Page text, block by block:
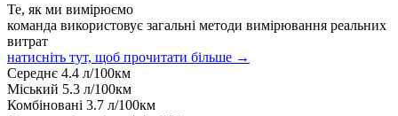
Те, як ми вимірюємо
команда використовує загальні методи вимірювання реальних
витрат
натисніть тут, щоб прочитати більше →
Середнє 4.4 л/100км
Міський 5.3 л/100км
Комбіновані 3.7 л/100км